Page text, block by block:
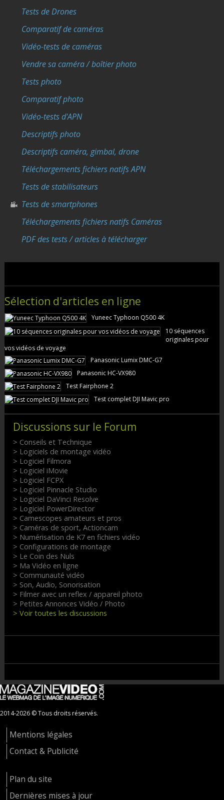
Tests de Drones
Comparatif de caméras
Vidéo-tests de caméras
Vendre sa caméra / boîtier photo
Tests photo
Comparatif photo
Vidéo-tests d'APN
Descriptifs photo
Descriptifs caméra, gimbal, drone
Téléchargements fichiers natifs APN
Tests de stabilisateurs
Tests de smartphones
Téléchargements fichiers natifs Caméras
PDF des tests / articles à télécharger
Sélection d'articles en ligne
Yuneec Typhoon Q500 4K
10 séquences
originales pour
vos vidéos de voyage
Panasonic Lumix DMC-G7
Panasonic HC-VX980
Test Fairphone 2
Test complet DJI Mavic pro
Discussions sur le Forum
> Conseils et Technique
> Logiciels de montage vidéo
> Logiciel Filmora
> Logiciel iMovie
> Logiciel FCPX
> Logiciel Pinnacle Studio
> Logiciel DaVinci Resolve
> Logiciel PowerDirector
> Camescopes amateurs et pros
> Caméras de sport, Actioncam
> Numérisation de K7 en fichiers vidéo
> Configurations de montage
> Le Coin des Nuls
> Ma Vidéo en ligne
> Communauté vidéo
> Son, Audio, Sonorisation
> Filmer avec un reflex / appareil photo
> Petites Annonces Vidéo / Photo
> Voir toutes les discussions
2014-2026 © Tous droits réservés.
Mentions légales
Contact & Publicité
Plan du site
Dernières mises à jour